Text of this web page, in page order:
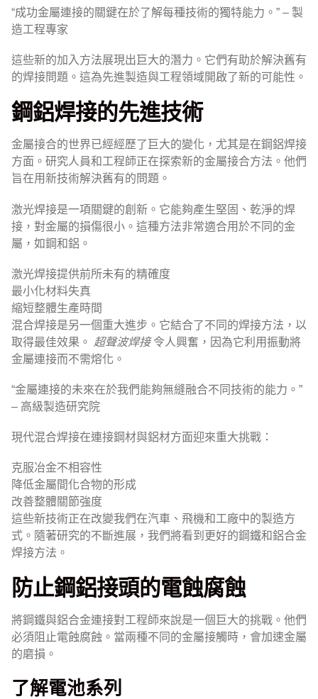
“成功金屬連接的關鍵在於了解每種技術的獨特能力。” – 製
造工程專家
這些新的加入方法展現出巨大的潛力。它們有助於解決舊有
的焊接問題。這為先進製造與工程領域開啟了新的可能性。
鋼鋁焊接的先進技術
金屬接合的世界已經經歷了巨大的變化，尤其是在鋼鋁焊接
方面。研究人員和工程師正在探索新的金屬接合方法。他們
旨在用新技術解決舊有的問題。
激光焊接是一項關鍵的創新。它能夠產生堅固、乾淨的焊
接，對金屬的損傷很小。這種方法非常適合用於不同的金
屬，如鋼和鋁。
激光焊接提供前所未有的精確度
最小化材料失真
縮短整體生產時間
混合焊接是另一個重大進步。它結合了不同的焊接方法，以
取得最佳效果。 超聲波焊接令人興奮，因為它利用振動將
金屬連接而不需熔化。
“金屬連接的未來在於我們能夠無縫融合不同技術的能力。”
– 高級製造研究院
現代混合焊接在連接鋼材與鋁材方面迎來重大挑戰：
克服冶金不相容性
降低金屬間化合物的形成
改善整體關節強度
這些新技術正在改變我們在汽車、飛機和工廠中的製造方
式。隨著研究的不斷進展，我們將看到更好的鋼鐵和鋁合金
焊接方法。
防止鋼鋁接頭的電蝕腐蝕
將鋼鐵與鋁合金連接對工程師來說是一個巨大的挑戰。他們
必須阻止電蝕腐蝕。當兩種不同的金屬接觸時，會加速金屬
的磨損。
了解電池系列